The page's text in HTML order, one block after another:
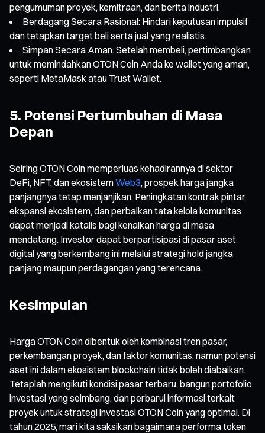
pengumuman proyek, kemitraan, dan berita industri.
Berdagang Secara Rasional: Hindari keputusan impulsif
dan tetapkan target beli serta jual yang realistis.
Simpan Secara Aman: Setelah membeli, pertimbangkan
untuk memindahkan OTON Coin Anda ke wallet yang aman,
seperti MetaMask atau Trust Wallet.
5. Potensi Pertumbuhan di Masa
Depan
Seiring OTON Coin memperluas kehadirannya di sektor
DeFi, NFT, dan ekosistemWeb3, prospek harga jangka
panjangnya tetap menjanjikan. Peningkatan kontrak pintar,
ekspansi ekosistem, dan perbaikan tata kelola komunitas
dapat menjadi katalis bagi kenaikan harga di masa
mendatang. Investor dapat berpartisipasi di pasar aset
digital yang berkembang ini melalui strategi hold jangka
panjang maupun perdagangan yang terencana.
Kesimpulan
Harga OTON Coin dibentuk oleh kombinasi tren pasar,
perkembangan proyek, dan faktor komunitas, namun potensi
aset ini dalam ekosistem blockchain tidak boleh diabaikan.
Tetaplah mengikuti kondisi pasar terbaru, bangun portofolio
investasi yang seimbang, dan perbarui informasi terkait
proyek untuk strategi investasi OTON Coin yang optimal. Di
tahun 2025, mari kita saksikan bagaimana performa token